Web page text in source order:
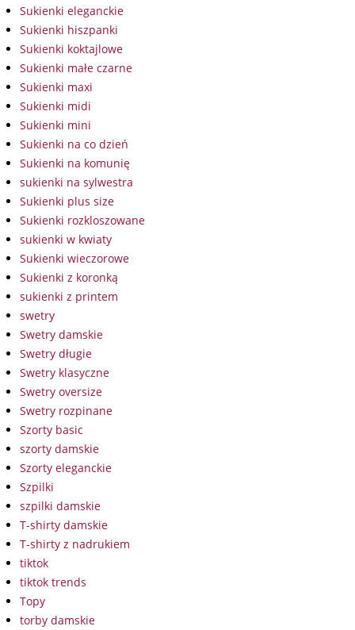
Sukienki eleganckie
Sukienki hiszpanki
Sukienki koktajlowe
Sukienki małe czarne
Sukienki maxi
Sukienki midi
Sukienki mini
Sukienki na co dzień
Sukienki na komunię
sukienki na sylwestra
Sukienki plus size
Sukienki rozkloszowane
sukienki w kwiaty
Sukienki wieczorowe
Sukienki z koronką
sukienki z printem
swetry
Swetry damskie
Swetry długie
Swetry klasyczne
Swetry oversize
Swetry rozpinane
Szorty basic
szorty damskie
Szorty eleganckie
Szpilki
szpilki damskie
T-shirty damskie
T-shirty z nadrukiem
tiktok
tiktok trends
Topy
torby damskie